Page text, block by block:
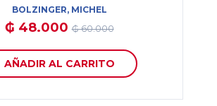
BOLZINGER, MICHEL
₲ 48.000₲ 60.000
AÑADIR AL CARRITO